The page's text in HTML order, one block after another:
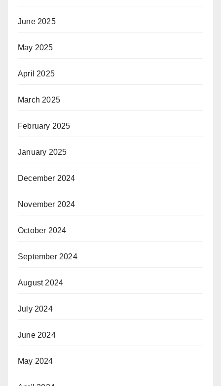
June 2025
May 2025
April 2025
March 2025
February 2025
January 2025
December 2024
November 2024
October 2024
September 2024
August 2024
July 2024
June 2024
May 2024